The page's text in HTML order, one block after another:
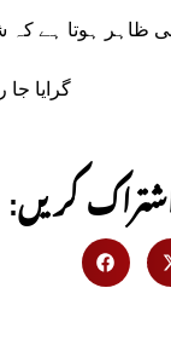
ظاہر ہوتا ہے
گرایا
کریں